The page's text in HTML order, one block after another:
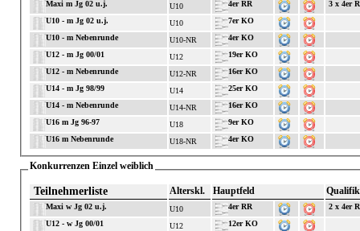
Maxi m Jg 02 u.j. U10 4er RR
3 x 4er
U10 - m Jg 02 u.j.
U10
7er KO
U10 - m Nebenrunde
U10-NR
4er KO
U12 - m Jg 00/01
U12
19er KO
U12 - m Nebenrunde
U12-NR
16er KO
U14 - m Jg 98/99
U14
25er KO
U14 - m Nebenrunde
U14-NR
16er KO
U16 m Jg 96-97
U18
9er KO
U16 m Nebenrunde
U18-NR 4er KO
Konkurrenzen Einzel weiblich
Teilnehmerliste Alterskl. Hauptfeld
Maxi w Jg 02 u.j. U10 4er RR
2 x 4er
U12 - w Jg 00/01
U12
12er KO